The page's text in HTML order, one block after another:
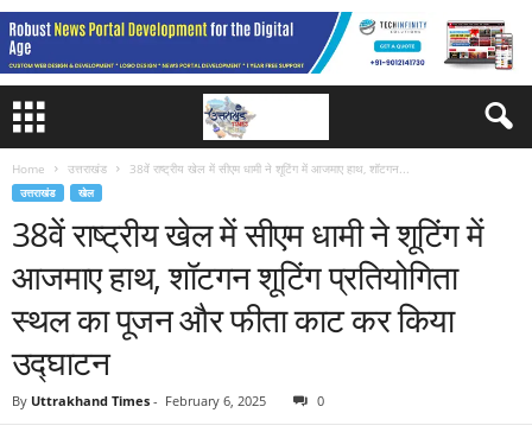
Home उत्तराखंड 38वें राष्ट्रीय खेल में सीएम धामी ने शूटिंग में आजमाए हाथ, शॉटगन...
उत्तराखंड खेल
38वें राष्ट्रीय खेल में सीएम धामी ने शूटिंग में
आजमाए हाथ, शॉटगन शूटिंग प्रतियोगिता
स्थल का पूजन और फीता काट कर किया
उद्घाटन
By Uttrakhand Times - February 6, 2025 0